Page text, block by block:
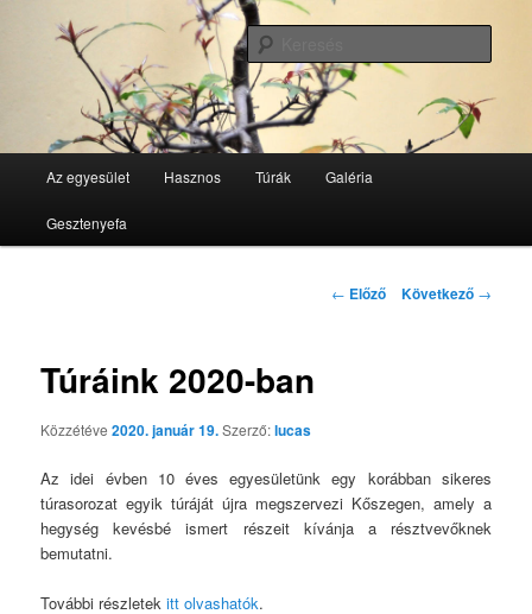
GesztenyeKék
GesztenyeKék Természetbarát Egyesület honlapja
Az egyesület Hasznos Túrák Galéria
Gesztenyefa
Bejegyzés
← Előző Következő →
Túráink 2020-ban
Közzétéve2020. január 19.Szerző:lucas
Az idei évben 10 éves egyesületünk egy korábban sikeres
túrasorozat egyik túráját újra megszervezi Kőszegen, amely a
hegység kevésbé ismert részeit kívánja a résztvevőknek
bemutatni.
További részletekitt olvashatók.